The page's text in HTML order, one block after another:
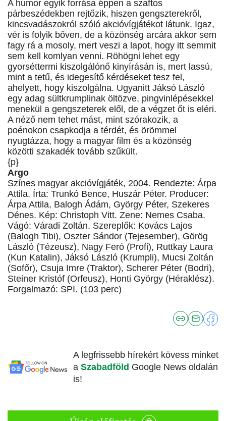
A humor egyik forrása éppen a szaftos
párbeszédekben rejtőzik, hiszen gengszterekről,
kincsvadászokról szóló akcióvígjátékot látunk. Igaz,
vér is folyik bőven, de a közönség arcára akkor sem
fagy rá a mosoly, mert veszi a lapot, hogy itt semmit
sem kell komlyan venni. Röhögni lehet egy
gyorséttermi kiszolgálónő kinyírásán is, mert lassú,
mint a tetű, és idegesítő kérdéseket tesz fel,
ahelyett, hogy kiszolgálna. Ugyanitt Jáksó László
egy adag sültkrumplinak öltözve, pingvinlépésekkel
menekül a gengszeterek elől, de a végzet őt is eléri.
A néző nem tehet mást, mint szórakozik, a
poénokon csapkodja a térdét, és örömmel
nyugtázza, hogy a magyar film és a közönség
közötti szakadék tovább szűkült.
{p}
Argo
Színes magyar akcióvígjáték, 2004. Rendezte: Árpa
Attila. Írta: Trunkó Bence, Huszár Péter. Producer:
Árpa Attila, Balogh Ádám, György Péter, Szekeres
Dénes. Kép: Christoph Vitt. Zene: Nemes Csaba.
Vágó: Váradi Zoltán. Szereplők: Kovács Lajos
(Balogh Tibi), Oszter Sándor (Tejesember), Görög
László (Tézeusz), Nagy Feró (Profi), Ruttkay Laura
(Kun Katalin), Jáksó László (Krumpli), Mucsi Zoltán
(Sofőr), Csuja Imre (Traktor), Scherer Péter (Bodri),
Steiner Kristóf (Orfeusz), Honti György (Héraklész).
Forgalmazó: SPI. (103 perc)
A legfrissebb hírekért kövess minket
a Szabadföld Google News oldalán
is!